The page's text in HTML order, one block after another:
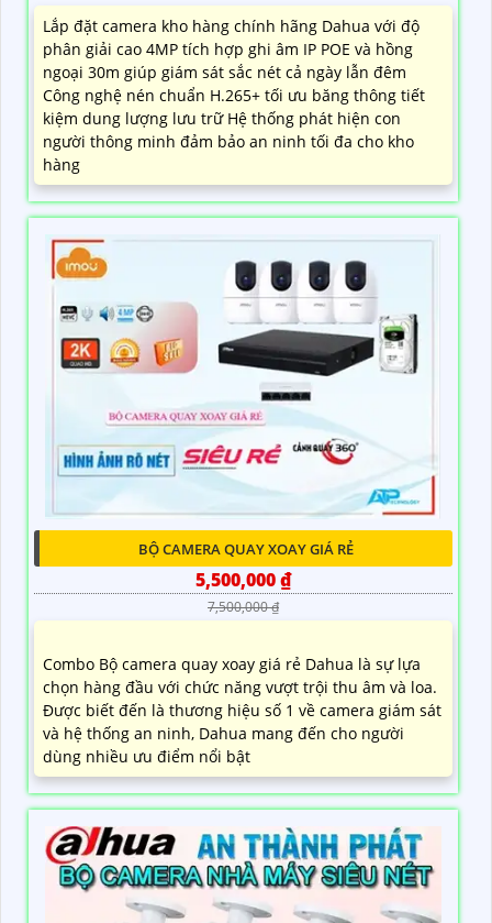
Lắp đặt camera kho hàng chính hãng Dahua với độ
phân giải cao 4MP tích hợp ghi âm IP POE và hồng
ngoại 30m giúp giám sát sắc nét cả ngày lẫn đêm
Công nghệ nén chuẩn H.265+ tối ưu băng thông tiết
kiệm dung lượng lưu trữ Hệ thống phát hiện con
người thông minh đảm bảo an ninh tối đa cho kho
hàng
BỘ CAMERA QUAY XOAY GIÁ RẺ
5,500,000 ₫
7,500,000 ₫
Combo Bộ camera quay xoay giá rẻ Dahua là sự lựa
chọn hàng đầu với chức năng vượt trội thu âm và loa.
Được biết đến là thương hiệu số 1 về camera giám sát
và hệ thống an ninh, Dahua mang đến cho người
dùng nhiều ưu điểm nổi bật